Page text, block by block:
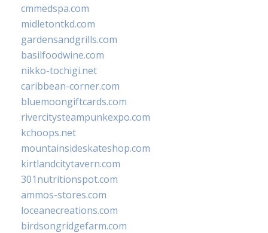
cmmedspa.com
midletontkd.com
gardensandgrills.com
basilfoodwine.com
nikko-tochigi.net
caribbean-corner.com
bluemoongiftcards.com
rivercitysteampunkexpo.com
kchoops.net
mountainsideskateshop.com
kirtlandcitytavern.com
301nutritionspot.com
ammos-stores.com
loceanecreations.com
birdsongridgefarm.com